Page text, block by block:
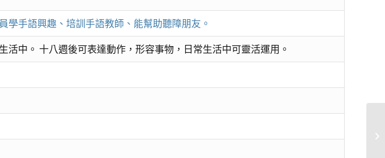
學手語興趣、培訓手語教師、能幫助聽障朋友。
活中。 十八週後可表達動作，形容事物，日常生活中可靈活運用。